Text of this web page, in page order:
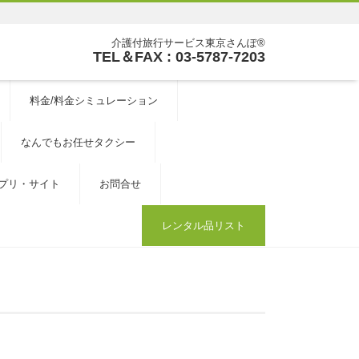
介護付旅行サービス東京さんぽ®
TEL＆FAX : 03-5787-7203
料金/料金シミュレーション
なんでもお任せタクシー
リ・サイト お問合せ
レンタル品リスト